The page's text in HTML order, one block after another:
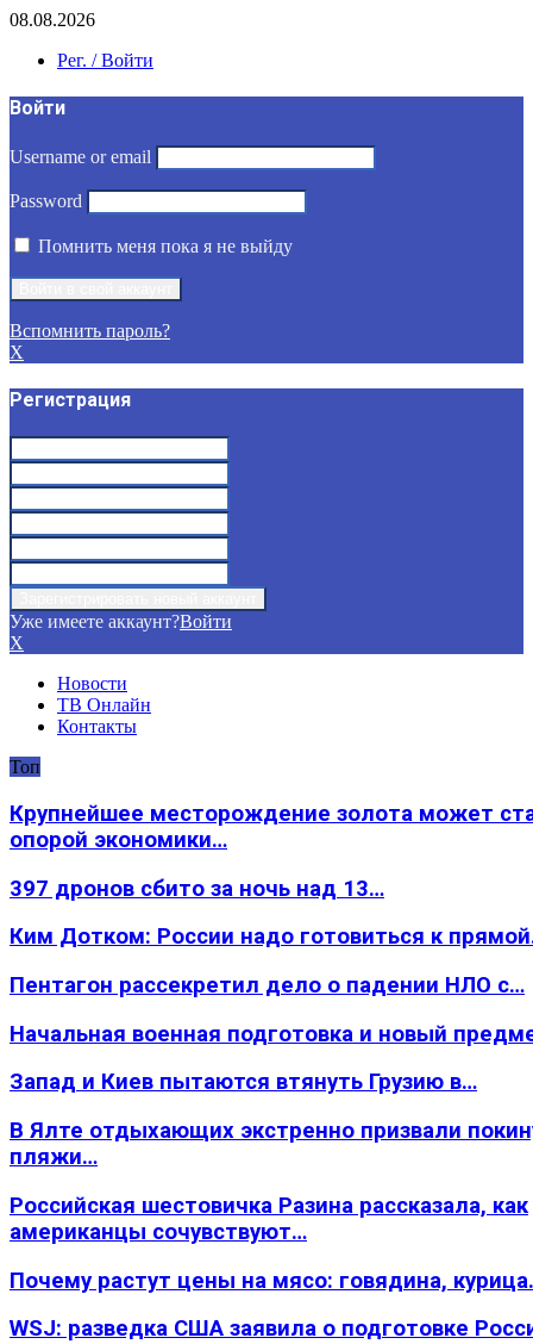
08.08.2026
Рег. / Войти
Войти
Username or email
Password
Помнить меня пока я не выйду
Вспомнить пароль?
X
Регистрация
Уже имеете аккаунт?Войти
X
Новости
ТВ Онлайн
Контакты
Топ
Крупнейшее месторождение золота может
опорой экономики…
397 дронов сбито за ночь над 13…
Ким Дотком: России надо готовиться к
Пентагон рассекретил дело о падении НЛО с…
Начальная военная подготовка и новый
Запад и Киев пытаются втянуть Грузию в…
В Ялте отдыхающих экстренно призвали
пляжи…
Российская шестовичка Разина рассказала, как
американцы сочувствуют…
Почему растут цены на мясо: говядина,
WSJ: разведка США заявила о подготовке